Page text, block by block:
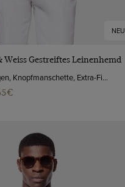
NEU
VORSCHAU
Weiss Gestreiftes Leinenhemd
Button down Kragen, Knopfmanschette, Extra-Fine Washed Linen